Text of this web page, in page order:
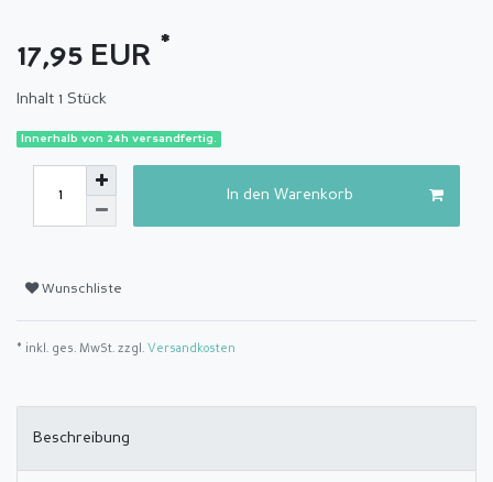
17,95 EUR *
Inhalt 1 Stück
Innerhalb von 24h versandfertig.
In den Warenkorb
Wunschliste
* inkl. ges. MwSt. zzgl. Versandkosten
Beschreibung